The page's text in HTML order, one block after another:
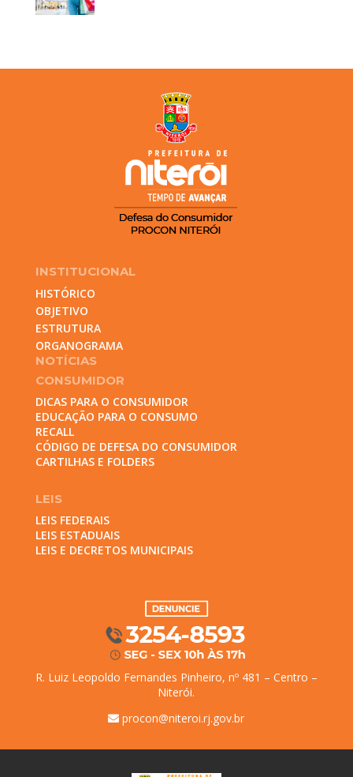
INSTITUCIONAL
HISTÓRICO
OBJETIVO
ESTRUTURA
ORGANOGRAMA
NOTÍCIAS
CONSUMIDOR
DICAS PARA O CONSUMIDOR
EDUCAÇÃO PARA O CONSUMO
RECALL
CÓDIGO DE DEFESA DO CONSUMIDOR
CARTILHAS E FOLDERS
LEIS
LEIS FEDERAIS
LEIS ESTADUAIS
LEIS E DECRETOS MUNICIPAIS
R. Luiz Leopoldo Fernandes Pinheiro, nº 481 – Centro –
Niterói.
procon@niteroi.rj.gov.br